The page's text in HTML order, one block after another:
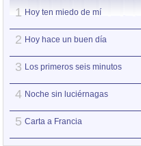
1 Hoy ten miedo de mí
2 Hoy hace un buen día
3 Los primeros seis minutos
4 Noche sin luciérnagas
5 Carta a Francia